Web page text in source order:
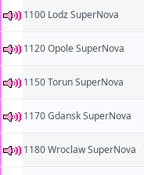
1100 Lodz SuperNova
1120 Opole SuperNova
1150 Torun SuperNova
1170 Gdansk SuperNova
1180 Wroclaw SuperNova